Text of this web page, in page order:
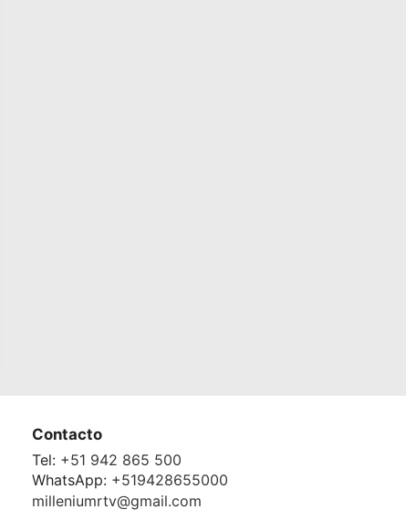
Contacto
Tel: +51 942 865 500
WhatsApp: +519428655000
milleniumrtv@gmail.com